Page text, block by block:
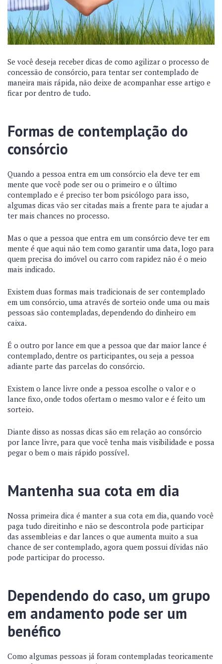
Se você deseja receber dicas de como agilizar o processo de
concessão de consórcio, para tentar ser contemplado de
maneira mais rápida, não deixe de acompanhar esse artigo e
ficar por dentro de tudo.
Formas de contemplação do
consórcio
Quando a pessoa entra em um consórcio ela deve ter em
mente que você pode ser ou o primeiro e o último
contemplado e é preciso ter bom psicólogo para isso,
algumas dicas vão ser citadas mais a frente para te ajudar a
ter mais chances no processo.
Mas o que a pessoa que entra em um consórcio deve ter em
mente é que aqui não tem como garantir uma data, logo para
quem precisa do imóvel ou carro com rapidez não é o meio
mais indicado.
Existem duas formas mais tradicionais de ser contemplado
em um consórcio, uma através de sorteio onde uma ou mais
pessoas são contempladas, dependendo do dinheiro em
caixa.
É o outro por lance em que a pessoa que dar maior lance é
contemplado, dentre os participantes, ou seja a pessoa
adiante parte das parcelas do consórcio.
Existem o lance livre onde a pessoa escolhe o valor e o
lance fixo, onde todos ofertam o mesmo valor e é feito um
sorteio.
Diante disso as nossas dicas são em relação ao consórcio
por lance livre, para que você tenha mais visibilidade e possa
pegar o bem o mais rápido possível.
Mantenha sua cota em dia
Nossa primeira dica é manter a sua cota em dia, quando você
paga tudo direitinho e não se descontrola pode participar
das assembleias e dar lances o que aumenta muito a sua
chance de ser contemplado, agora quem possui dívidas não
pode participar do processo.
Dependendo do caso, um grupo
em andamento pode ser um
benéfico
Como algumas pessoas já foram contempladas teoricamente